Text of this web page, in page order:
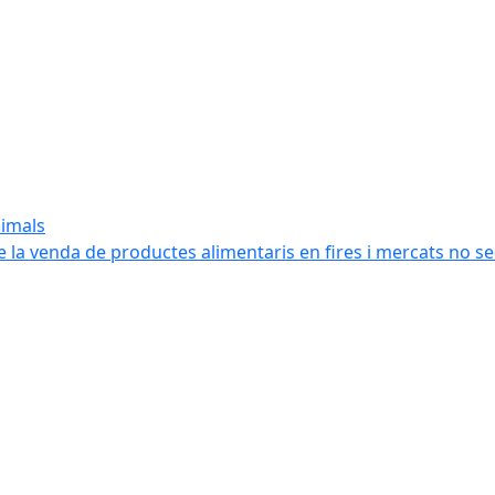
venda de productes alimentaris en fires i mercats no